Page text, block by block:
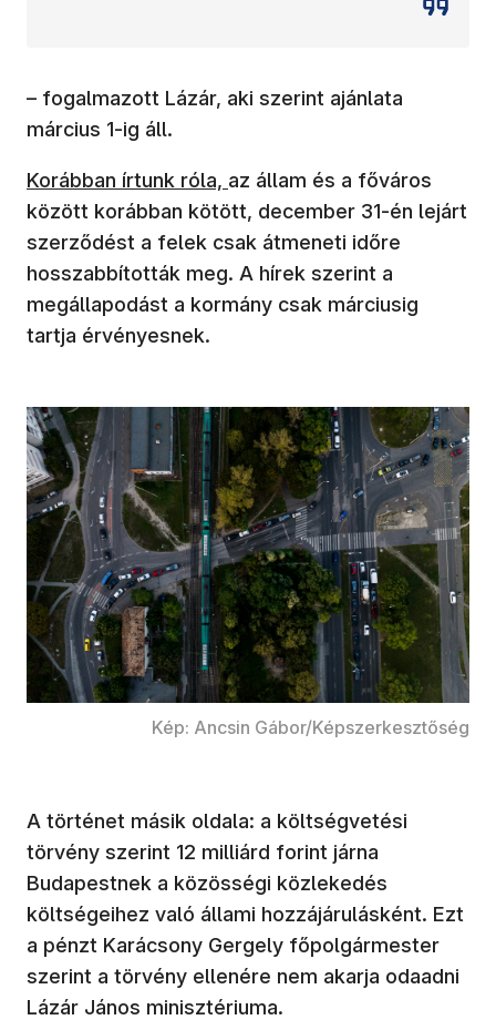
– fogalmazott Lázár, aki szerint ajánlata
március 1-ig áll.
Korábban írtunk róla, az állam és a főváros
között korábban kötött, december 31-én lejárt
szerződést a felek csak átmeneti időre
hosszabbították meg. A hírek szerint a
megállapodást a kormány csak márciusig
tartja érvényesnek.
Kép: Ancsin Gábor/Képszerkesztőség
A történet másik oldala: a költségvetési
törvény szerint 12 milliárd forint járna
Budapestnek a közösségi közlekedés
költségeihez való állami hozzájárulásként. Ezt
a pénzt Karácsony Gergely főpolgármester
szerint a törvény ellenére nem akarja odaadni
Lázár János minisztériuma.